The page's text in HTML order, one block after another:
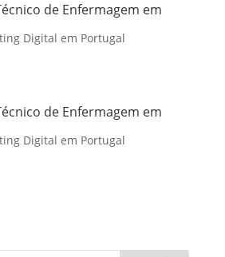
de Enfermagem em
Digital em Portugal
de Enfermagem em
Digital em Portugal